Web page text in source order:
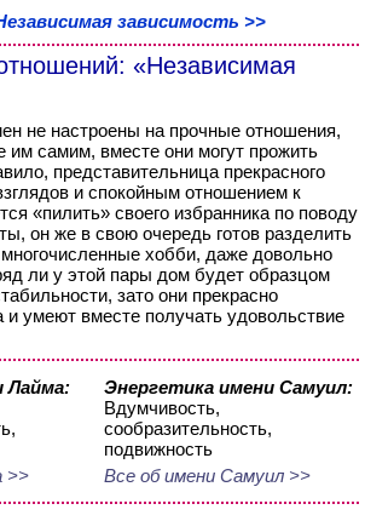
зависимость >>
«Независимая
не настроены на прочные отношения,
им самим, вместе они могут прожить
представительница прекрасного
и спокойным отношением к
«пилить» своего избранника по поводу
он же в свою очередь готов разделить
хобби, даже довольно
ли у этой пары дом будет образцом
зато они прекрасно
и умеют вместе получать удовольствие
Лайма:
>>
Энергетика имени Самуил:
Вдумчивость,
сообразительность,
подвижность
Все об имени Самуил >>